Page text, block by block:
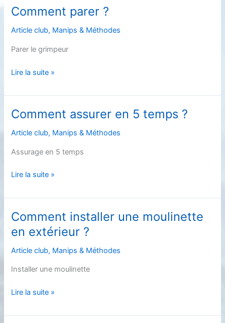
rappel
?
Comment parer ?
Article club, Manips & Méthodes
Parer le grimpeur
Comment
?
Lire la suite »
Comment assurer en 5 temps ?
Article club, Manips & Méthodes
Assurage en 5 temps
Comment
en
5
temps
?
Lire la suite »
Comment installer une moulinette
en extérieur ?
Article club, Manips & Méthodes
Installer une moulinette
Comment
une
Lire la suite »